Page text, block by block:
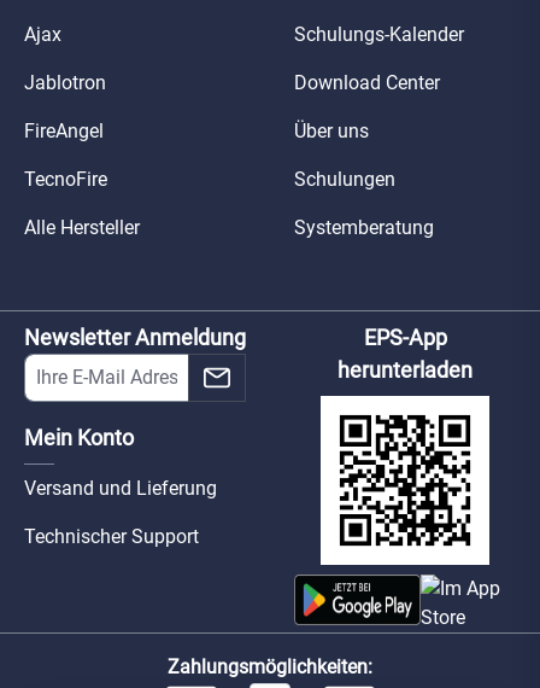
Ajax
Jablotron
FireAngel
TecnoFire
Alle Hersteller
Schulungs-Kalender
Download Center
Über uns
Schulungen
Systemberatung
Newsletter Anmeldung
Mein Konto
Versand und Lieferung
Technischer Support
EPS-App
herunterladen
Zahlungsmöglichkeiten: